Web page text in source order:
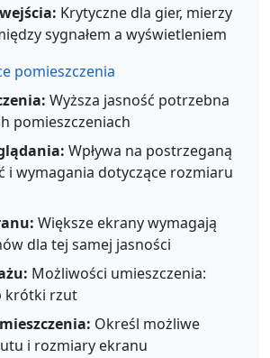
Krytyczne dla gier, mierzy
sygnałem a wyświetleniem
pomieszczenia
Wyższa jasność potrzebna
pomieszczeniach
Wpływa na postrzeganą
i wymagania dotyczące rozmiaru
Większe ekrany wymagają
dla tej samej jasności
Możliwości umieszczenia:
krótki rzut
Określ możliwe
i rozmiary ekranu